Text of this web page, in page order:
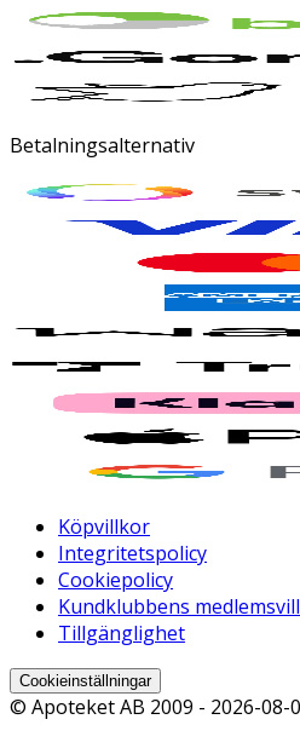
Betalningsalternativ
Köpvillkor
Integritetspolicy
Cookiepolicy
Kundklubbens
Tillgänglighet
Cookieinställningar
© Apoteket AB 2009 - 2026-08-